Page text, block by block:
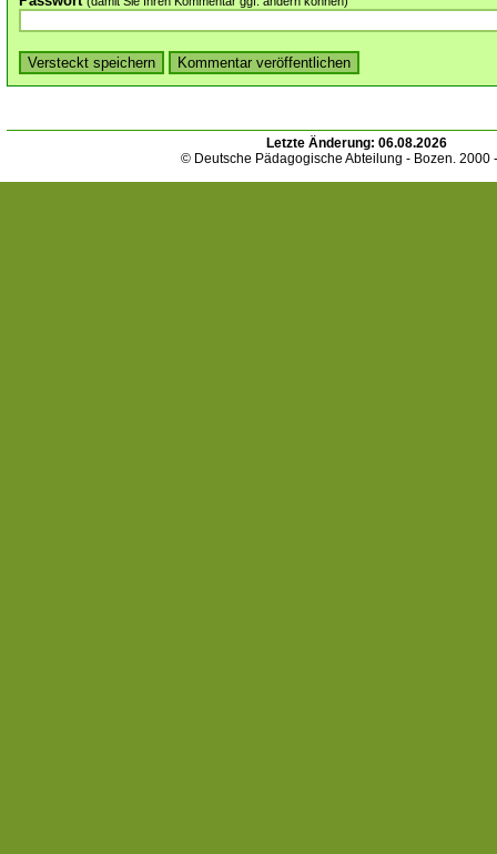
Letzte Änderung: 06.08.2026
© Deutsche Pädagogische Abteilung - Bozen. 2000